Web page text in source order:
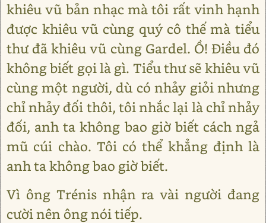
khiêu vũ bản nhạc mà tôi rất vinh hạnh
được khiêu vũ cùng quý cô thế mà tiểu
thư đã khiêu vũ cùng Gardel. Ồ! Điều đó
không biết gọi là gì. Tiểu thư sẽ khiêu vũ
cùng một người, dù có nhảy giỏi nhưng
chỉ nhảy đối thôi, tôi nhắc lại là chỉ nhảy
đối, anh ta không bao giờ biết cách ngả
mũ cúi chào. Tôi có thể khẳng định là
anh ta không bao giờ biết.
Vì ông Trénis nhận ra vài người đang
cười nên ông nói tiếp.